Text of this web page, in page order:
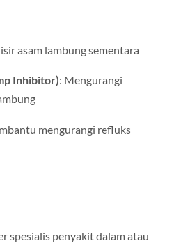
asam lambung sementara
Inhibitor): Mengurangi
mengurangi refluks
spesialis penyakit dalam atau